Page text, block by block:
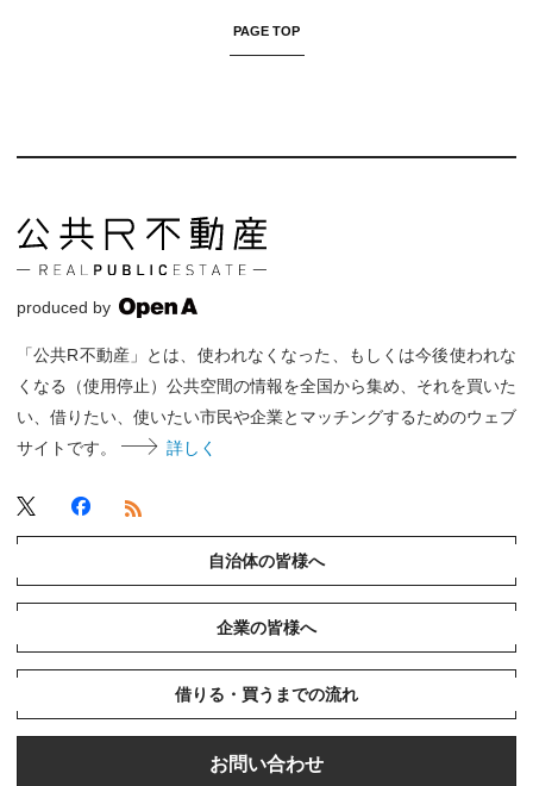
PAGE TOP
produced by
「公共R不動産」とは、使われなくなった、もしくは今後使われな
くなる（使用停止）公共空間の情報を全国から集め、それを買いた
い、借りたい、使いたい市民や企業とマッチングするためのウェブ
サイトです。
詳しく
自治体の皆様へ
企業の皆様へ
借りる・買うまでの流れ
お問い合わせ